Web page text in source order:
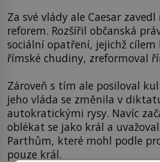
Za své vlády ale Caesar
reforem. Rozšířil občanská
sociální opatření, jejichž
římské chudiny, zreformoval
Zároveň s tím ale posiloval
jeho vláda se změnila v
autokratickými rysy. Navíc
oblékat se jako král a
Parthům, které mohl podle
pouze král.